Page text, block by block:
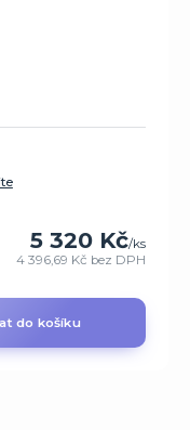
5 320 Kč/ks
4 396,69 Kč bez DPH
do košíku